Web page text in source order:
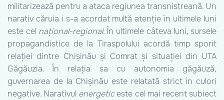
militarizează pentru a ataca regiunea transnistreană. Un
narativ căruia i s-a acordat multă atenție în ultimele luni
este cel național-regional. În ultimele câteva luni, sursele
propagandistice de la Tiraspolului acordă timp sporit
relației dintre Chișinău și Comrat și situației din UTA
Găgăuzia. În relația sa cu autonomia găgăuză,
guvernarea de la Chișinău este relatată strict în culori
negative. Narativul energeticeste cel mai recent subiect